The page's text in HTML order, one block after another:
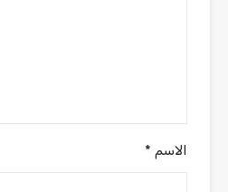
الاسم *